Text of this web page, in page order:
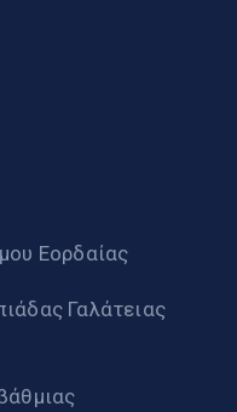
Εορδαίας
Γαλάτειας